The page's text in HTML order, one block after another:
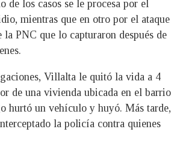
de los casos se le procesa por el
mientras que en otro por el ataque
la PNC que lo capturaron después de
Villalta le quitó la vida a 4
de una vivienda ubicada en el barrio
hurtó un vehículo y huyó. Más tarde,
la policía contra quienes